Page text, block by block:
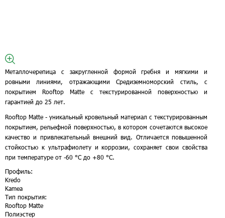
Металлочерепица с закругленной формой гребня и мягкими и
ровными линиями, отражающими Средиземноморский стиль, с
покрытием Rooftop Matte с текстурированной поверхностью и
гарантией до 25 лет.
Rooftop Matte - уникальный кровельный материал с текстурированным
покрытием, рельефной поверхностью, в котором сочетаются высокое
качество и привлекательный внешний вид. Отличается повышенной
стойкостью к ультрафиолету и коррозии, сохраняет свои свойства
при температуре от -60 °C до +80 °C.
Профиль:
Kredo
Kamea
Тип покрытия:
Rooftop Matte
Полиэстер